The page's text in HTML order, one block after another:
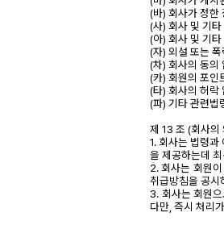
(바) 회사가 정한
(사) 회사 및 기
(아) 회사 및 기
(자) 외설 또는
(차) 회사의 동의
(카) 회원의 포인
(타) 회사의 허락
(파) 기타 관련법
제 13 조 (회사의
1. 회사는 법령과
을 제공하는데
2. 회사는 회원
취급방침을 공시
3. 회사는 회원
다만, 즉시 처리